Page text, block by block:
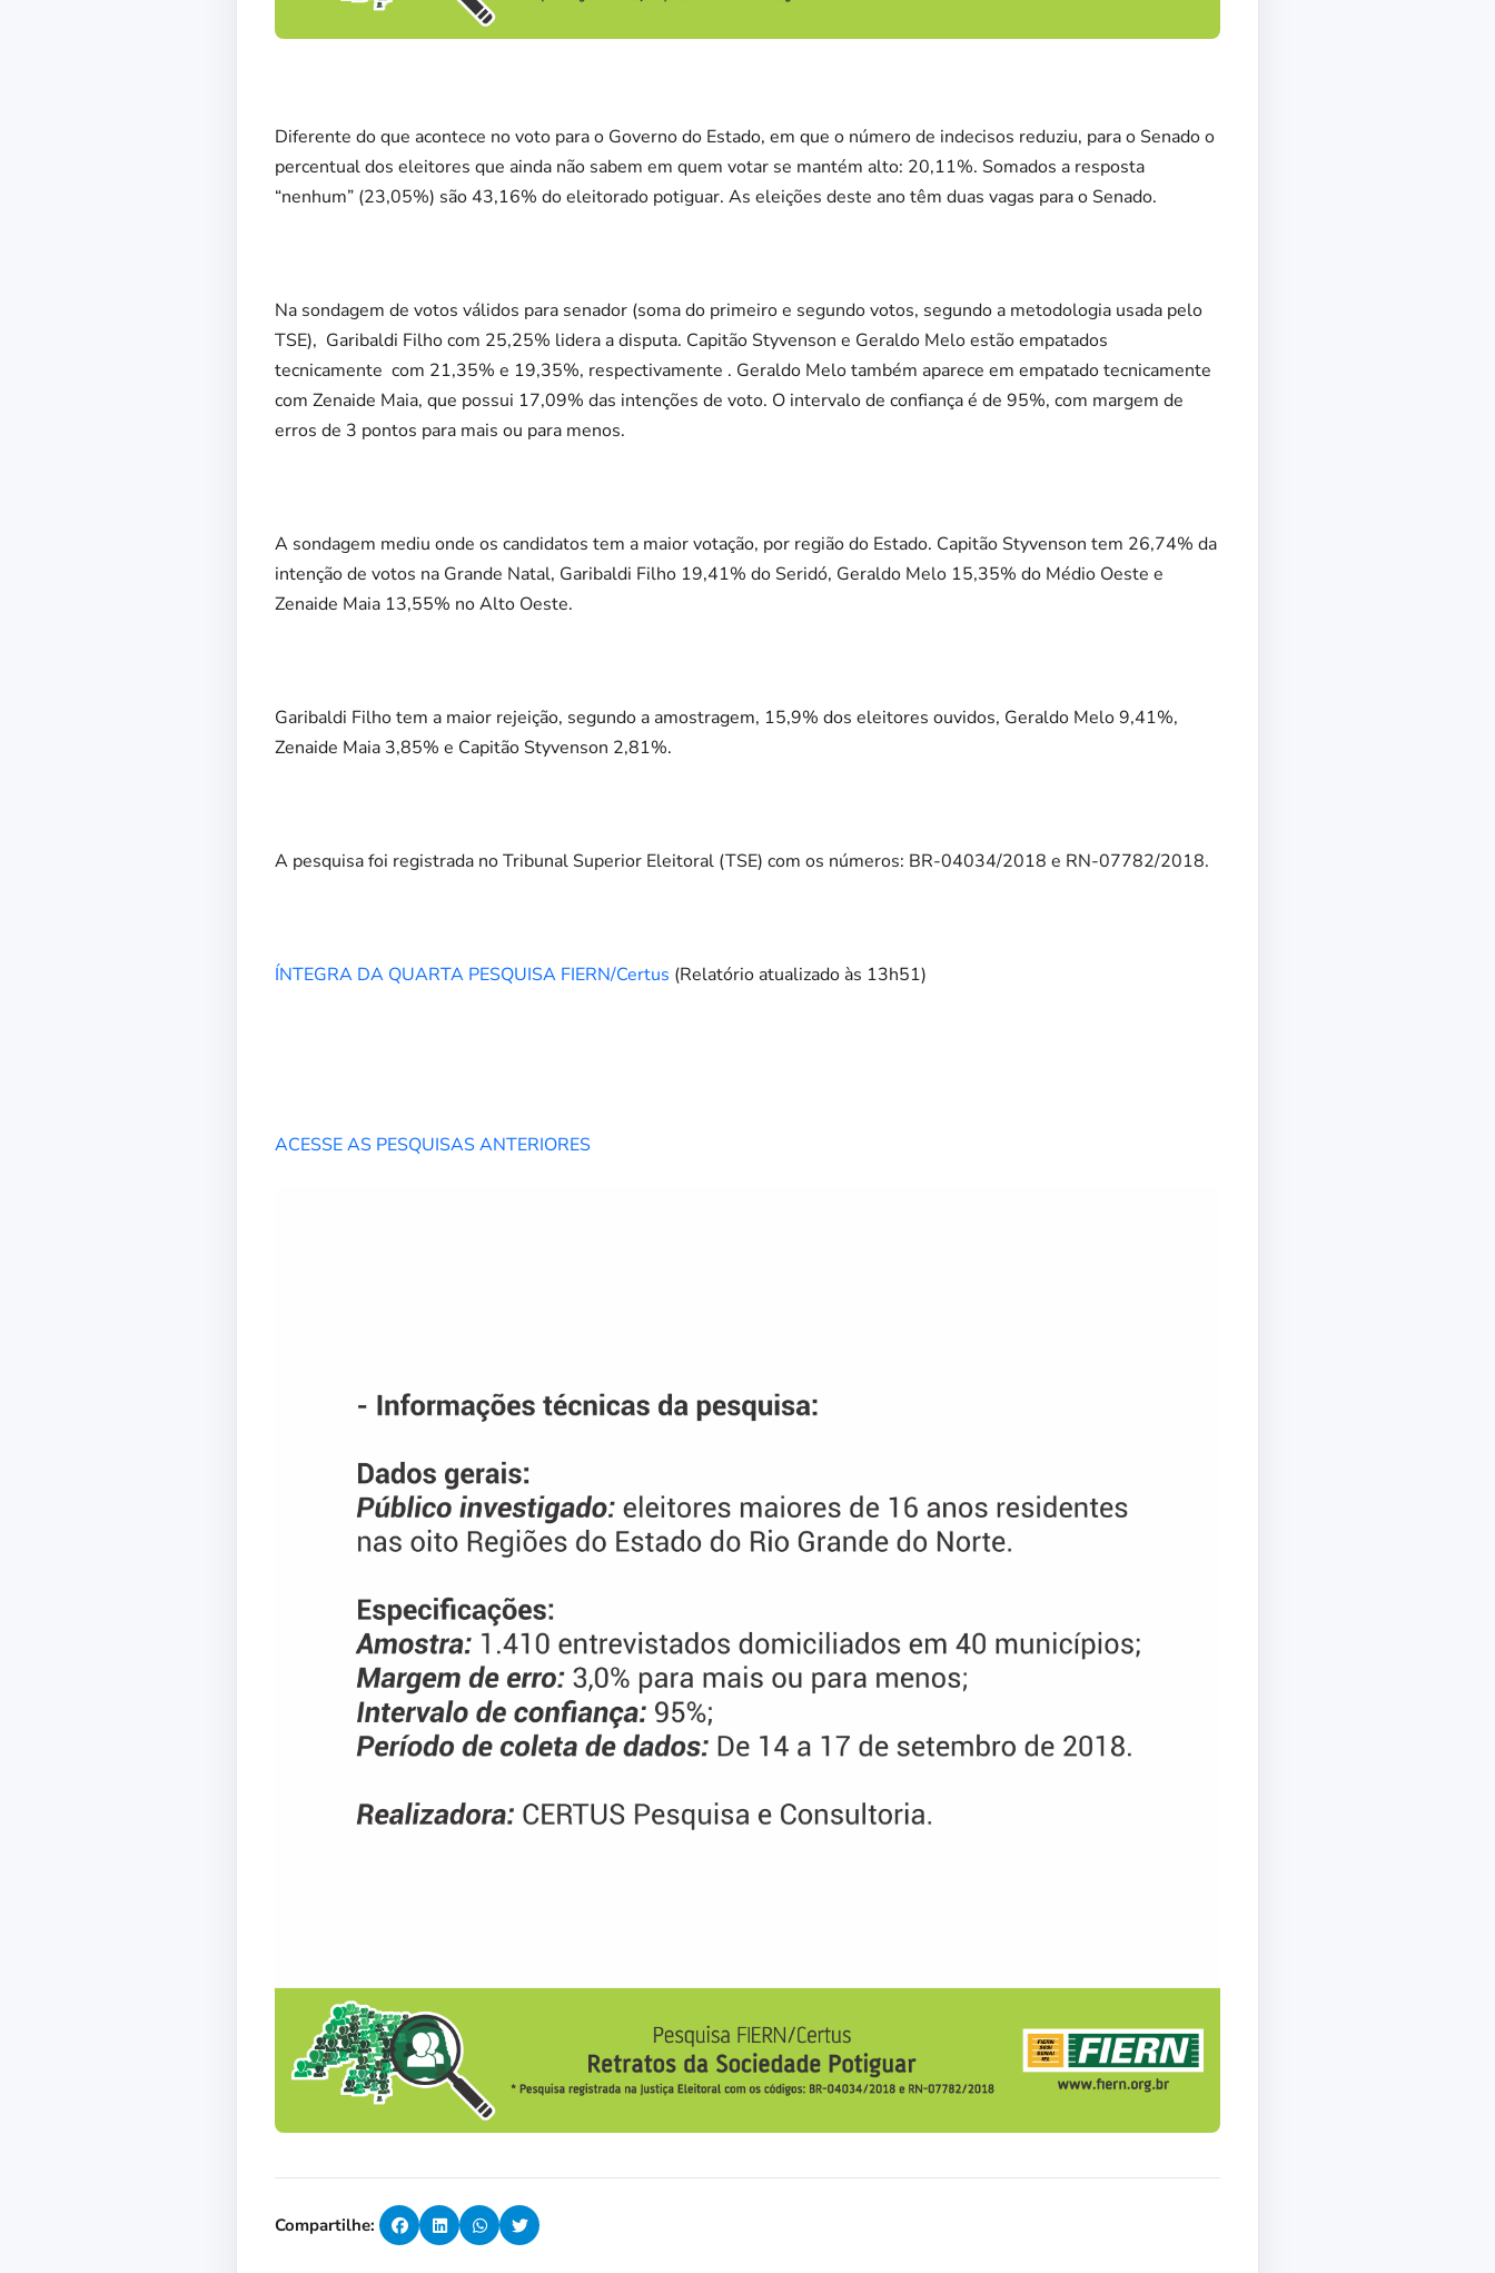
Diferente do que acontece no voto para o Governo do Estado, em que o número de indecisos reduziu, para o Senado o
percentual dos eleitores que ainda não sabem em quem votar se mantém alto: 20,11%. Somados a resposta
“nenhum” (23,05%) são 43,16% do eleitorado potiguar. As eleições deste ano têm duas vagas para o Senado.
Na sondagem de votos válidos para senador (soma do primeiro e segundo votos, segundo a metodologia usada pelo
TSE), Garibaldi Filho com 25,25% lidera a disputa. Capitão Styvenson e Geraldo Melo estão empatados
tecnicamente com 21,35% e 19,35%, respectivamente . Geraldo Melo também aparece em empatado tecnicamente
com Zenaide Maia, que possui 17,09% das intenções de voto. O intervalo de confiança é de 95%, com margem de
erros de 3 pontos para mais ou para menos.
A sondagem mediu onde os candidatos tem a maior votação, por região do Estado. Capitão Styvenson tem 26,74% da
intenção de votos na Grande Natal, Garibaldi Filho 19,41% do Seridó, Geraldo Melo 15,35% do Médio Oeste e
Zenaide Maia 13,55% no Alto Oeste.
Garibaldi Filho tem a maior rejeição, segundo a amostragem, 15,9% dos eleitores ouvidos, Geraldo Melo 9,41%,
Zenaide Maia 3,85% e Capitão Styvenson 2,81%.
A pesquisa foi registrada no Tribunal Superior Eleitoral (TSE) com os números: BR-04034/2018 e RN-07782/2018.
ÍNTEGRA DA QUARTA PESQUISA FIERN/Certus (Relatório atualizado às 13h51)
ACESSE AS PESQUISAS ANTERIORES
Compartilhe: